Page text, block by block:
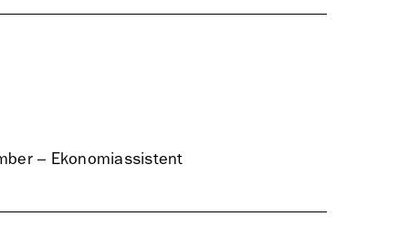
– Ekonomiassistent